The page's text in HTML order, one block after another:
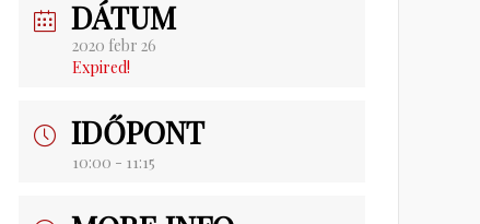
DÁTUM
2020 febr 26
Expired!
IDŐPONT
10:00 - 11:15